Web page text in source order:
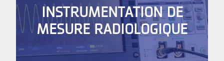
INSTRUMENTATION DE
MESURE RADIOLOGIQUE